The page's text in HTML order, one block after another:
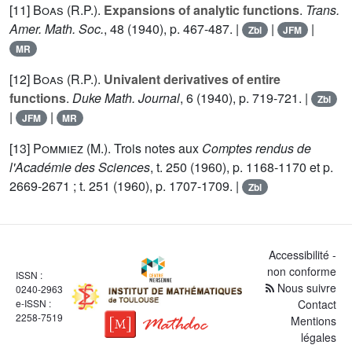
[11] Boas (R.P.). Expansions of analytic functions. Trans.
Amer. Math. Soc., 48 (1940), p. 467-487. | Zbl | JFM |
MR
[12] Boas (R.P.). Univalent derivatives of entire
functions. Duke Math. Journal, 6 (1940), p. 719-721. | Zbl
| JFM | MR
[13] Pommiez (M.). Trois notes aux Comptes rendus de
l'Académie des Sciences, t. 250 (1960), p. 1168-1170 et p.
2669-2671 ; t. 251 (1960), p. 1707-1709. | Zbl
ISSN :
0240-2963
e-ISSN :
2258-7519
Accessibilité -
non conforme
Nous suivre
Contact
Mentions
légales